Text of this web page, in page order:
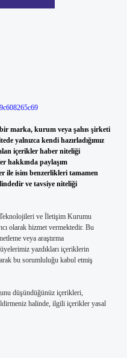
marka, kurum veya şahıs şirketi
yalnızca kendi hazırladığımız
içerikler haber niteliği
hakkında paylaşım
ile isim benzerlikleri tamamen
ve tavsiye niteliği
ve İletişim Kurumu
olarak hizmet vermektedir. Bu
veya araştırma
yazdıkları içeriklerin
bu sorumluluğu kabul etmiş
düşündüğünüz içerikleri,
halinde, ilgili içerikler yasal